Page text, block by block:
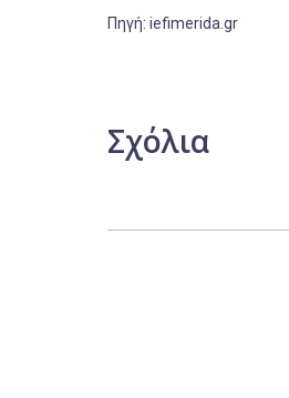
Πηγή: iefimerida.gr
Σχόλια